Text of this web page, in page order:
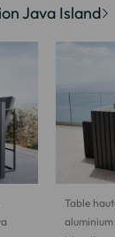
Java Island
Table